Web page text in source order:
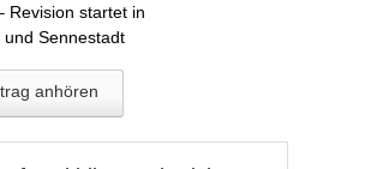
Revision startet in
und Sennestadt
anhören